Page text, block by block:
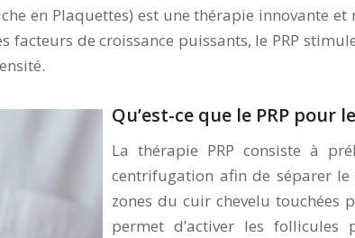
en Plaquettes) est une thérapie innovante
facteurs de croissance puissants, le PRP
Qu’est-ce que le PRP pour
La thérapie PRP consiste à
centrifugation afin de séparer
zones du cuir chevelu touchées
permet d’activer les